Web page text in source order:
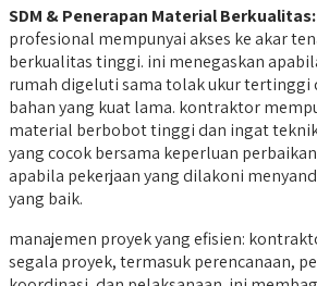
SDM &Penerapan Material Berkualitas:
profesional mempunyai akses ke akar
berkualitas tinggi. ini menegaskan
rumah digeluti sama tolak ukur tertinggi
bahan yang kuat lama. kontraktor
material berbobot tinggi dan ingat
yang cocok bersama keperluan
apabila pekerjaan yang dilakoni
yang baik.
manajemen proyek yang efisien:
segala proyek, termasuk perencanaan,